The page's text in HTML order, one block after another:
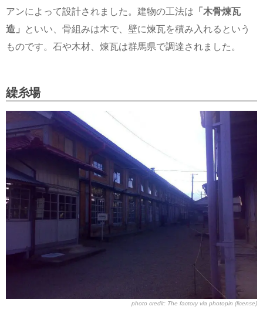
アンによって設計されました。建物の工法は 「木骨煉瓦
造」
といい、骨組みは木で、壁に煉瓦を積み入れるという
ものです。石や木材、煉瓦は群馬県で調達されました。
繰糸場
photo credit: The factory via photopin (license)